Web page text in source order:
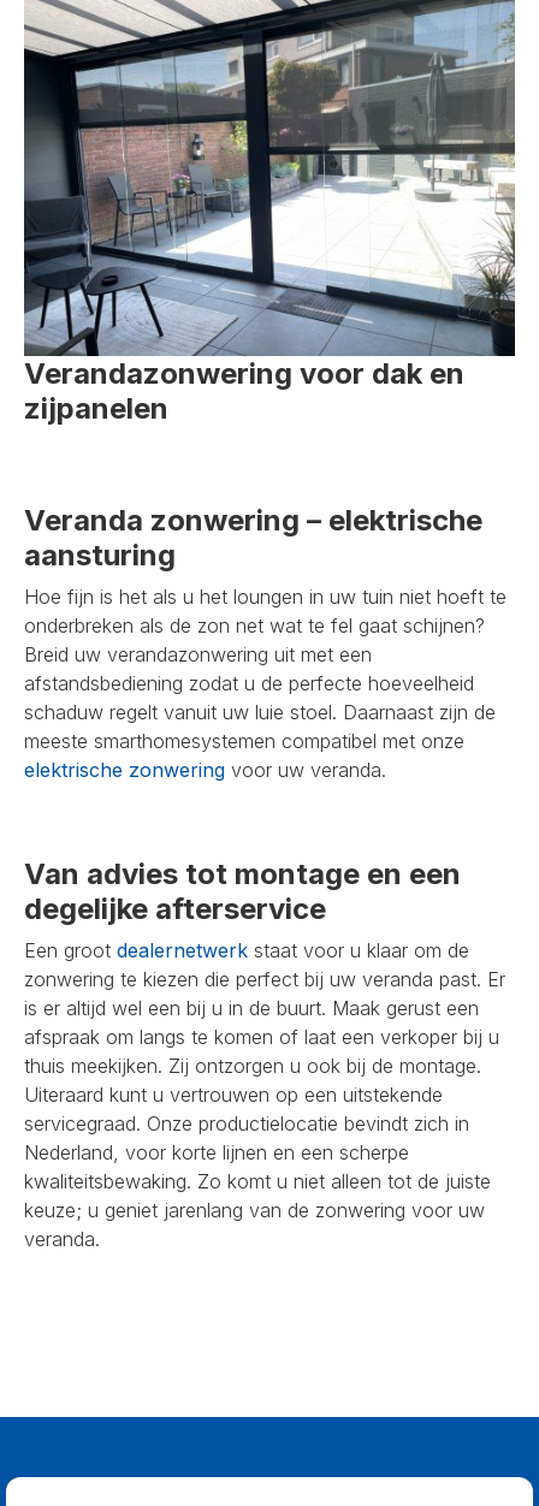
Verandazonwering voor dak en
zijpanelen
Veranda zonwering – elektrische
aansturing
Hoe fijn is het als u het loungen in uw tuin niet hoeft te
onderbreken als de zon net wat te fel gaat schijnen?
Breid uw verandazonwering uit met een
afstandsbediening zodat u de perfecte hoeveelheid
schaduw regelt vanuit uw luie stoel. Daarnaast zijn de
meeste smarthomesystemen compatibel met onze
elektrische zonwering voor uw veranda.
Van advies tot montage en een
degelijke afterservice
Een groot dealernetwerk staat voor u klaar om de
zonwering te kiezen die perfect bij uw veranda past. Er
is er altijd wel een bij u in de buurt. Maak gerust een
afspraak om langs te komen of laat een verkoper bij u
thuis meekijken. Zij ontzorgen u ook bij de montage.
Uiteraard kunt u vertrouwen op een uitstekende
servicegraad. Onze productielocatie bevindt zich in
Nederland, voor korte lijnen en een scherpe
kwaliteitsbewaking. Zo komt u niet alleen tot de juiste
keuze; u geniet jarenlang van de zonwering voor uw
veranda.